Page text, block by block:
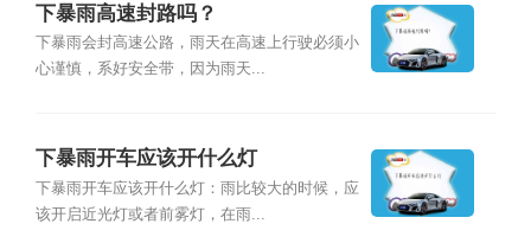
下暴雨高速封路吗？
下暴雨会封高速公路，雨天在高速上行驶必须小
心谨慎，系好安全带，因为雨天...
下暴雨开车应该开什么灯
下暴雨开车应该开什么灯：雨比较大的时候，应
该开启近光灯或者前雾灯，在雨...